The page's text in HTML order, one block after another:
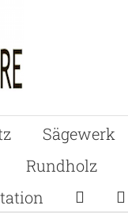
Sägewerk
Rundholz